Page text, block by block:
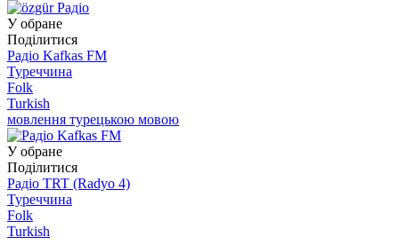
У обране
Поділитися
Радіо Kafkas FM
Туреччина
Folk
Turkish
мовлення турецькою мовою
У обране
Поділитися
Радіо TRT (Radyo 4)
Туреччина
Folk
Turkish